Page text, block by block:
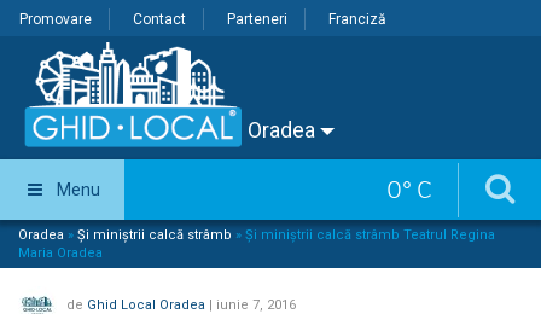
Promovare Contact Parteneri Franciză
Oradea
0° C
Menu
Oradea » Și miniștrii calcă strâmb » Și miniștrii calcă strâmb Teatrul Regina
Maria Oradea
de Ghid Local Oradea | iunie 7, 2016